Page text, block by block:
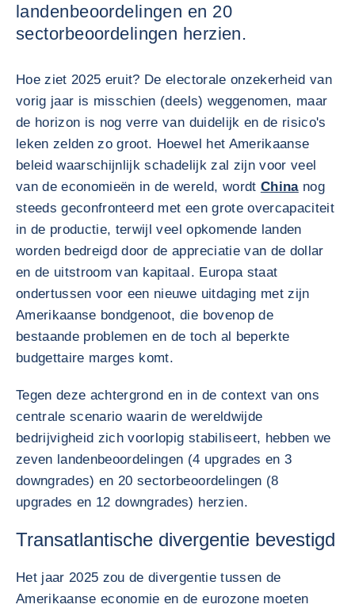
landenbeoordelingen en 20
sectorbeoordelingen herzien.
Hoe ziet 2025 eruit? De electorale onzekerheid van
vorig jaar is misschien (deels) weggenomen, maar
de horizon is nog verre van duidelijk en de risico's
leken zelden zo groot. Hoewel het Amerikaanse
beleid waarschijnlijk schadelijk zal zijn voor veel
van de economieën in de wereld, wordt Chinanog
steeds geconfronteerd met een grote overcapaciteit
in de productie, terwijl veel opkomende landen
worden bedreigd door de appreciatie van de dollar
en de uitstroom van kapitaal. Europa staat
ondertussen voor een nieuwe uitdaging met zijn
Amerikaanse bondgenoot, die bovenop de
bestaande problemen en de toch al beperkte
budgettaire marges komt.
Tegen deze achtergrond en in de context van ons
centrale scenario waarin de wereldwijde
bedrijvigheid zich voorlopig stabiliseert, hebben we
zeven landenbeoordelingen (4 upgrades en 3
downgrades) en 20 sectorbeoordelingen (8
upgrades en 12 downgrades) herzien.
Transatlantische divergentie bevestigd
Het jaar 2025 zou de divergentie tussen de
Amerikaanse economie en de eurozone moeten